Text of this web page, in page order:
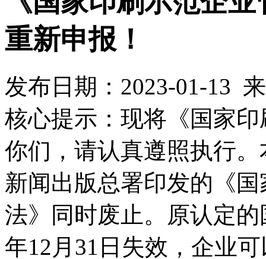
重新申报！
发布日期：2023-01-13
核心提示：现将《国家
你们，请认真遵照执行
新闻出版总署印发的《
法》同时废止。原认定
年12月31日失效，企业